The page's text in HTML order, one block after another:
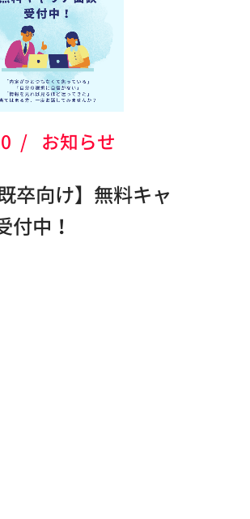
お知らせ
卒向け】無料キャ
付中！